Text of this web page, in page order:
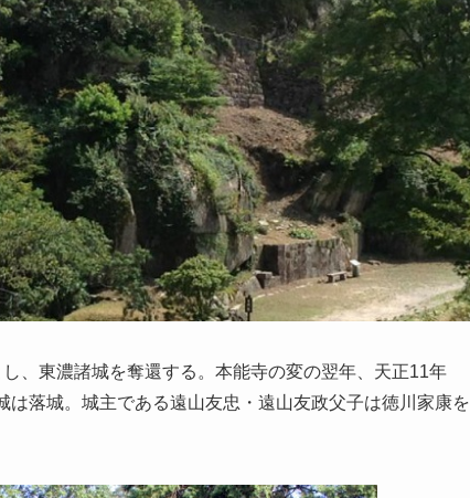
、東濃諸城を奪還する。本能寺の変の翌年、天正11年
は落城。城主である遠山友忠・遠山友政父子は徳川家康を